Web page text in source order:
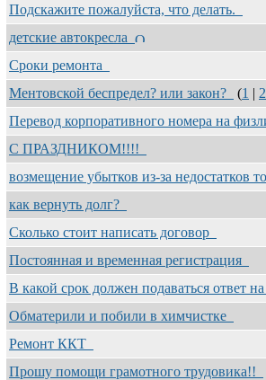
Подскажите пожалуйста, что делать.
детские автокресла
Сроки ремонта
Ментовской беспредел? или закон?
(1 | 2
Перевод корпоративного номера на
С ПРАЗДНИКОМ!!!!
возмещение убытков из-за недостатков
как вернуть долг?
Сколько стоит написать договор
Постоянная и временная регистрация
В какой срок должен подаваться ответ
Обматерили и побили в химчистке
Ремонт ККТ
Прошу помощи грамотного трудовика!!